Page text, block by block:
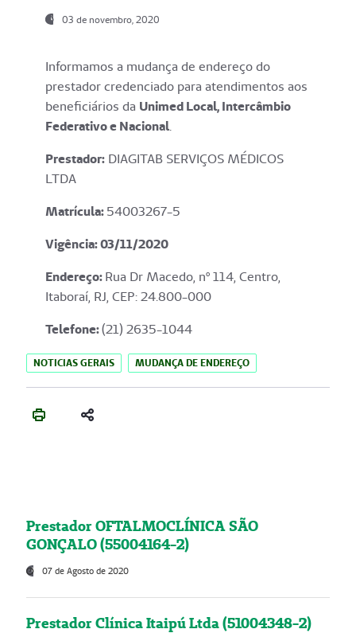
03 de novembro, 2020
Informamos a mudança de endereço do
prestador credenciado para atendimentos aos
beneficiários da Unimed Local, Intercâmbio
Federativo e Nacional.
Prestador: DIAGITAB SERVIÇOS MÉDICOS
LTDA
Matrícula:54003267-5
Vigência: 03/11/2020
Endereço:Rua Dr Macedo, nº 114, Centro,
Itaboraí, RJ, CEP: 24.800-000
Telefone:(21) 2635-1044
NOTICIAS GERAIS MUDANÇA DE ENDEREÇO
Prestador OFTALMOCLÍNICA SÃO
GONÇALO (55004164-2)
07 de Agosto de 2020
Prestador Clínica Itaipú Ltda (51004348-2)